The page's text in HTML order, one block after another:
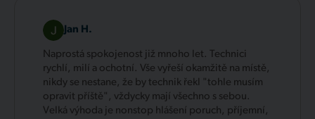
Jan H.
Naprostá spokojenost již mnoho let. Technici
rychlí, milí a ochotní. Vše vyřeší okamžitě na místě,
nikdy se nestane, že by technik řekl "tohle musím
opravit příště", vždycky mají všechno s sebou.
Velká výhoda je nonstop hlášení poruch, příjemní,